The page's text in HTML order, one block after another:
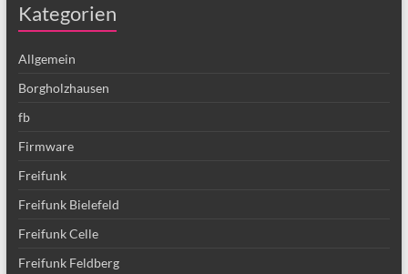
Kategorien
Allgemein
Borgholzhausen
fb
Firmware
Freifunk
Freifunk Bielefeld
Freifunk Celle
Freifunk Feldberg